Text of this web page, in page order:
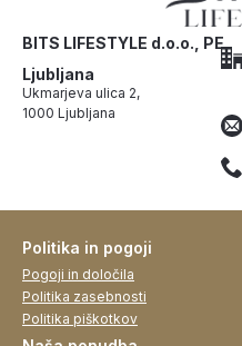
BITS LIFESTYLE d.o.o., PE
Ljubljana
Ukmarjeva ulica 2,
1000 Ljubljana
Politika in pogoji
Pogoji in določila
Politika zasebnosti
Politika piškotkov